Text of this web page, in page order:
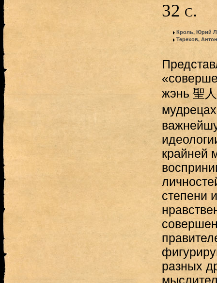
32 с.
Кроль, Юрий
Терехов,
жэнь 聖
крайней
степени
разных